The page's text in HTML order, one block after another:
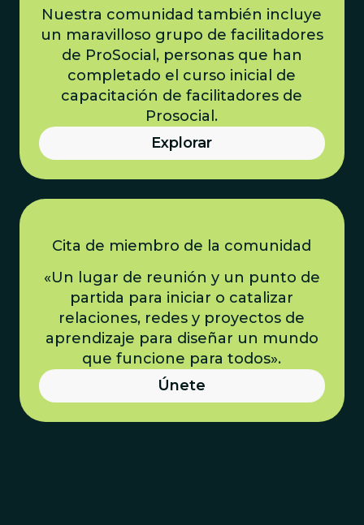
Nuestra comunidad también incluye
un maravilloso grupo de facilitadores
de ProSocial, personas que han
completado el curso inicial de
capacitación de facilitadores de
Prosocial.
Explorar
Cita de miembro de la comunidad
«Un lugar de reunión y un punto de
partida para iniciar o catalizar
relaciones, redes y proyectos de
aprendizaje para diseñar un mundo
que funcione para todos».
Únete